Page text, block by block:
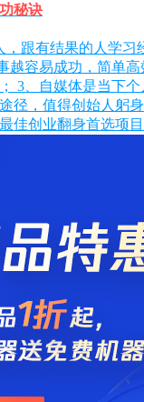
秘诀
，跟有结果的人学习
越容易成功，简单
3、自媒体是当下
径，值得创始人躬
佳创业翻身首选项目